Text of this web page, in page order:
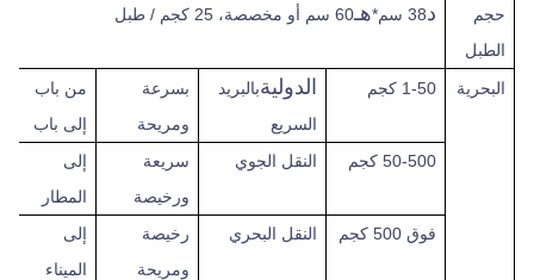
حجم
الطبل
د38 سم* هـ60 سم أو مخصصة، 25 كجم / طبل
البحرية 1-50 كجم الدوليةبالبريد
السريع
بسرعة
ومريحة
من باب
إلى باب
50-500 كجم
النقل الجوي
سريعة
ورخيصة
إلى
المطار
فوق 500 كجم النقل البحري
رخيصة
ومريحة
إلى
الميناء